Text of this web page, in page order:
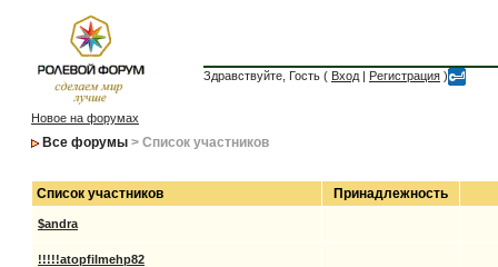
Здравствуйте, Гость ( Вход | Регистрация )
Новое на форумах
Все форумы > Список участников
Список участников Принадлежность
$andra
!!!!!atopfilmehp82